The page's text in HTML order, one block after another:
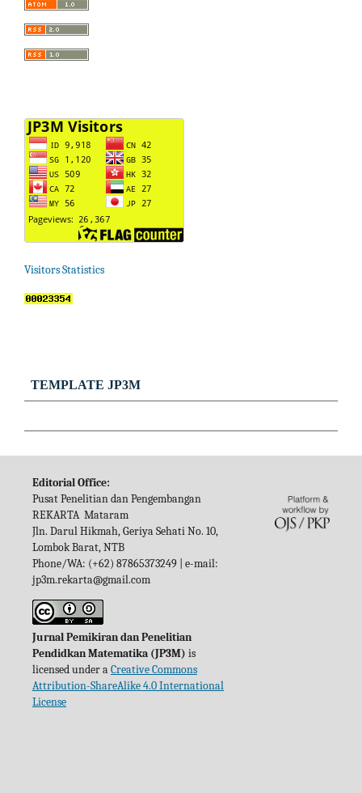
Visitors Statistics
TEMPLATE JP3M
Editorial Office:
Pusat Penelitian dan Pengembangan
REKARTA Mataram
Jln. Darul Hikmah, Geriya Sehati No. 10,
Lombok Barat, NTB
Phone/WA: (+62) 87865373249 | e-mail:
jp3m.rekarta@gmail.com
Jurnal Pemikiran dan Penelitian
Pendidkan Matematika (JP3M) is
licensed under aCreative Commons
Attribution-ShareAlike 4.0 International
License